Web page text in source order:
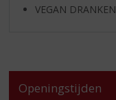
VEGAN DRANKEN
Openingstijden